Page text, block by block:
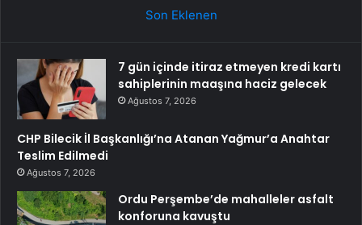
Son Eklenen
7 gün içinde itiraz etmeyen kredi kartı
sahiplerinin maaşına haciz gelecek
Ağustos 7, 2026
CHP Bilecik İl Başkanlığı’na Atanan Yağmur’a Anahtar
Teslim Edilmedi
Ağustos 7, 2026
Ordu Perşembe’de mahalleler asfalt
konforuna kavuştu